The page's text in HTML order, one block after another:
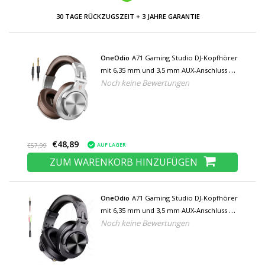
NIEDRIGE PREISE UND GROSSE AUSWAHL
OneOdio A71 Gaming Studio DJ-Kopfhörer
mit 6,35 mm und 3,5 mm AUX-Anschluss –
Silber
Noch keine Bewertungen
€57,99 €48,89 AUF LAGER
ZUM WARENKORB HINZUFÜGEN
OneOdio A71 Gaming Studio DJ-Kopfhörer
mit 6,35 mm und 3,5 mm AUX-Anschluss –
Schwarz
Noch keine Bewertungen